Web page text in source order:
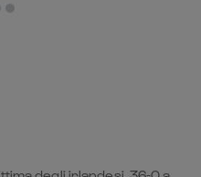
si sono affrontate nel Sei